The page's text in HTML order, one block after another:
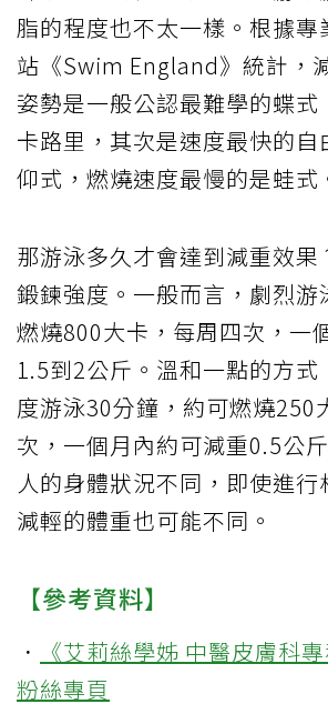
脂的程度也不太一樣。根據專
站《Swim England》統計，
姿勢是一般公認最難學的蝶式
卡路里，其次是速度最快的自
仰式，燃燒速度最慢的是蛙式
那游泳多久才會達到減重效果
鍛鍊強度。一般而言，劇烈游
燃燒800大卡，每周四次，一
1.5到2公斤。溫和一點的方式
度游泳30分鐘，約可燃燒250
次，一個月內約可減重0.5公
人的身體狀況不同，即使進行
減輕的體重也可能不同。
【參考資料】
．
《艾莉絲學姊 中醫皮膚科
粉絲專頁